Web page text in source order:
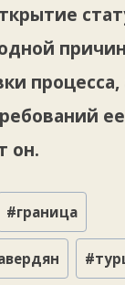
он.
#граница
#